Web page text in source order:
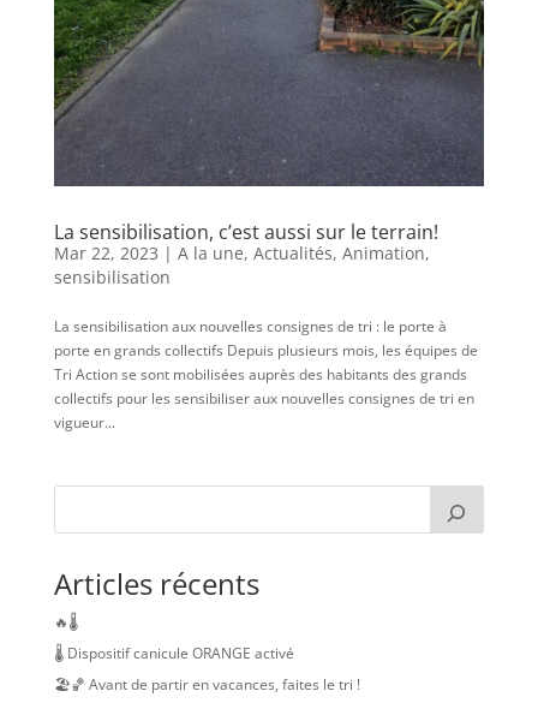
La sensibilisation, c’est aussi sur le terrain!
Mar 22, 2023 | A la une, Actualités, Animation,
sensibilisation
La sensibilisation aux nouvelles consignes de tri : le porte à
porte en grands collectifs Depuis plusieurs mois, les équipes de
Tri Action se sont mobilisées auprès des habitants des grands
collectifs pour les sensibiliser aux nouvelles consignes de tri en
vigueur...
Articles récents
🔥🌡️
🌡️ Dispositif canicule ORANGE activé
🏖️🏀 Avant de partir en vacances, faites le tri !